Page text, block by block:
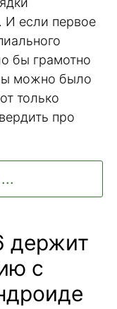
И если первое
бы грамотно
можно было
только
про
держит
с